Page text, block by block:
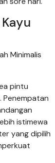
Minimalis
pintu
Penempatan
istimewa
yang dipilih